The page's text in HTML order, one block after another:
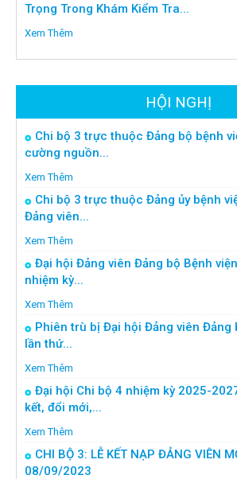
Trọng Trong Khám Kiểm Tra...
Xem Thêm
HỘI NGHỊ
Chi bộ 3 trực thuộc Đảng bộ bệnh
cường nguồn...
Xem Thêm
Chi bộ 3 trực thuộc Đảng ủy bệnh
Đảng viên...
Xem Thêm
Đại hội Đảng viên Đảng bộ Bệnh
nhiệm kỳ...
Xem Thêm
Phiên trù bị Đại hội Đảng viên Đảng
lần thứ...
Xem Thêm
Đại hội Chi bộ 4 nhiệm kỳ 2025-
kết, đổi mới,...
Xem Thêm
CHI BỘ 3: LỄ KẾT NẠP ĐẢNG VIÊN
08/09/2023